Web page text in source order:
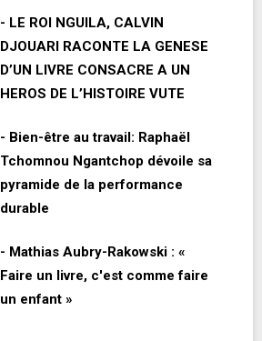
- LE ROI NGUILA, CALVIN
DJOUARI RACONTE LA GENESE
D’UN LIVRE CONSACRE A UN
HEROS DE L’HISTOIRE VUTE
- Bien-être au travail: Raphaël
Tchomnou Ngantchop dévoile sa
pyramide de la performance
durable
- Mathias Aubry-Rakowski : «
Faire un livre, c'est comme faire
un enfant »